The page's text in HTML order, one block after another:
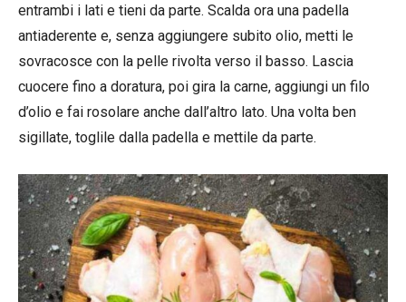
entrambi i lati e tieni da parte. Scalda ora una padella
antiaderente e, senza aggiungere subito olio, metti le
sovracosce con la pelle rivolta verso il basso. Lascia
cuocere fino a doratura, poi gira la carne, aggiungi un filo
d’olio e fai rosolare anche dall’altro lato. Una volta ben
sigillate, toglile dalla padella e mettile da parte.